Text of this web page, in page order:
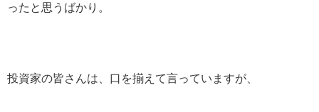
ったと思うばかり。
投資家の皆さんは、口を揃えて言っていますが、